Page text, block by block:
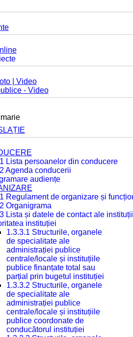
| Video
- Video
Lista persoanelor din conducere
Agenda conducerii
audiențe
Regulament de organizare și
Organigrama
Lista și datele de contact ale
instituției
1.3.3.1 Structurile, organele
de specialitate ale
administrației publice
centrale/locale și instituțiile
publice finanțate total sau
parțial prin bugetul instituției
1.3.3.2 Structurile, organele
de specialitate ale
administrației publice
centrale/locale și instituțiile
publice coordonate de
conducătorul instituției